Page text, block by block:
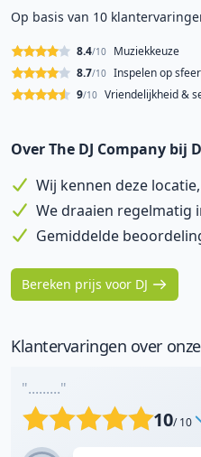
Op basis van 10
Muziekkeuze
8.4/10
Inspelen op sfeer
8.7/10
Vriendelijkheid &
9/10
Over The DJ Company bij
Wij kennen deze
We draaien regelmatig
Gemiddelde
Bereken prijs voor DJ
Klantervaringen over
"........."
10/ 10